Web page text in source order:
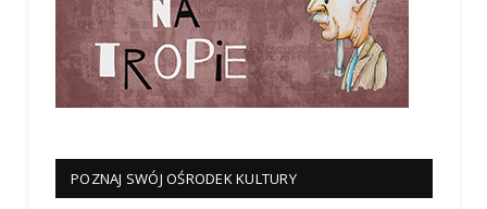
POZNAJ SWÓJ OŚRODEK KULTURY